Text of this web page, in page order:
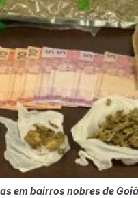
em bairros nobres de